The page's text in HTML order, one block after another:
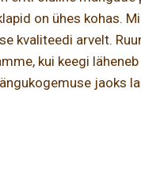
on ühes kohas.
kvaliteedi arvelt.
kui keegi
jaoks